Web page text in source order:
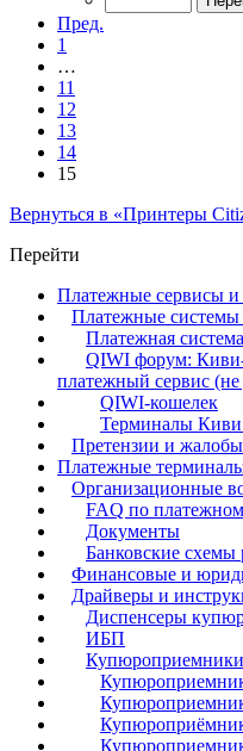
Пред.
1
…
11
12
13
14
15
Вернуться в «Принтеры
Перейти
Платежные сервисы и
Платежные системы
Платежная
QIWI форум:
платежный сервис (не
QIWI-кошелек
Терминалы
Претензии и
Платежные
Организационные
FAQ по
Документы
Банковские
Финансовые и
Драйверы и
Диспенсеры
ИБП
Купюроприемники